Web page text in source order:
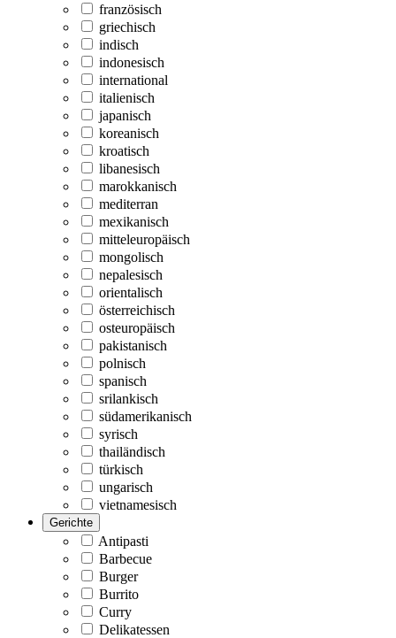
französisch
griechisch
indisch
indonesisch
international
italienisch
japanisch
koreanisch
kroatisch
libanesisch
marokkanisch
mediterran
mexikanisch
mitteleuropäisch
mongolisch
nepalesisch
orientalisch
österreichisch
osteuropäisch
pakistanisch
polnisch
spanisch
srilankisch
südamerikanisch
syrisch
thailändisch
türkisch
ungarisch
vietnamesisch
Gerichte
Antipasti
Barbecue
Burger
Burrito
Curry
Delikatessen